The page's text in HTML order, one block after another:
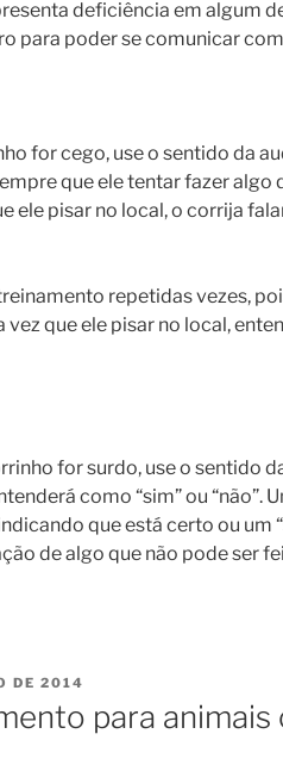
deficiência em algum
para poder se comunicar
for cego, use o sentido da
que ele tentar fazer algo
ele pisar no local, o corrija
repetidas vezes,
vez que ele pisar no local,
for surdo, use o sentido
como “sim” ou “não”.
que está certo ou um
de algo que não pode ser
DE 2014
para